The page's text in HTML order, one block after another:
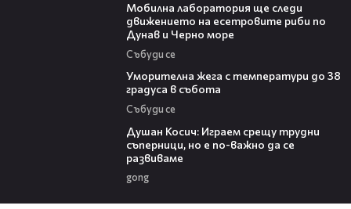
Мобилна лаборатория ще следи
движението на есетровите риби по
Дунав и Черно море
Събуди се
Уморителна жега с температури до 38
градуса в събота
Събуди се
Душан Косич: Играем срещу трудни
съперници, но е по-важно да се
развиваме
gong